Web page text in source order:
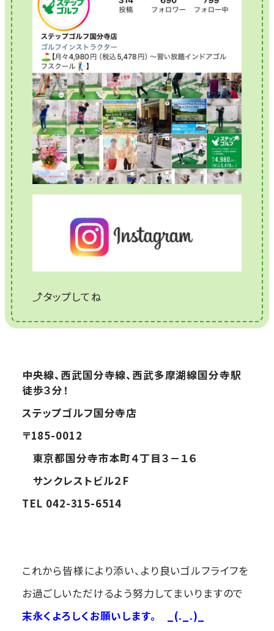
⤴タップしてね
中央線、西武国分寺線、西武多摩湖線国分寺駅
徒歩３分！
ステップゴルフ国分寺店
〒185-0012
東京都国分寺市本町４丁目３－１６
サンクレストビル２F
TEL 042-315-6514
これから皆様により添い、より良いゴルフライフを
お過ごしいただけるよう努力してまいりますので
末永くよろしくお願いします。
_(._.)_